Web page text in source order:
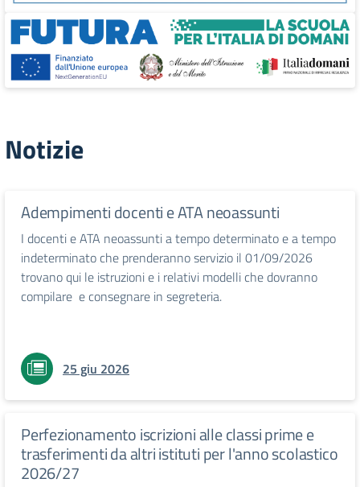
Notizie
Adempimenti docenti e ATA neoassunti
I docenti e ATA neoassunti a tempo determinato e a tempo
indeterminato che prenderanno servizio il 01/09/2026
trovano qui le istruzioni e i relativi modelli che dovranno
compilare e consegnare in segreteria.
25 giu 2026
Perfezionamento iscrizioni alle classi prime e
trasferimenti da altri istituti per l'anno scolastico
2026/27